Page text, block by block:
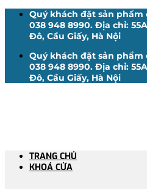
Quý khách đặt sản phẩm
038 948 8990. Địa chỉ:
Đô, Cầu Giấy, Hà Nội
Quý khách đặt sản phẩm
038 948 8990. Địa chỉ:
Đô, Cầu Giấy, Hà Nội
TRANG CHỦ
KHOÁ CỬA